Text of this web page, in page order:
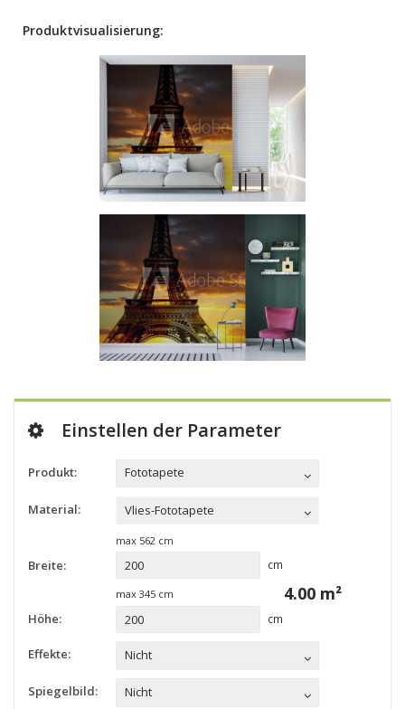
Produktvisualisierung:
Einstellen der Parameter
Produkt: Fototapete
Material: Vlies-Fototapete
max 562 cm
Breite: cm
max 345cm
Höhe: cm
4.00 m²
Effekte: Nicht
Spiegelbild: Nicht